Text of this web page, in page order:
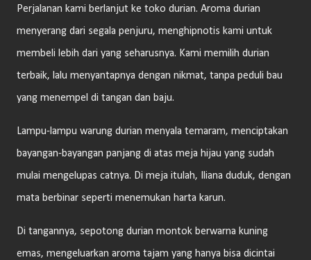
Perjalanan kami berlanjut ke toko durian. Aroma durian
menyerang dari segala penjuru, menghipnotis kami untuk
membeli lebih dari yang seharusnya. Kami memilih durian
terbaik, lalu menyantapnya dengan nikmat, tanpa peduli bau
yang menempel di tangan dan baju.
Lampu-lampu warung durian menyala temaram, menciptakan
bayangan-bayangan panjang di atas meja hijau yang sudah
mulai mengelupas catnya. Di meja itulah, Iliana duduk, dengan
mata berbinar seperti menemukan harta karun.
Di tangannya, sepotong durian montok berwarna kuning
emas, mengeluarkan aroma tajam yang hanya bisa dicintai